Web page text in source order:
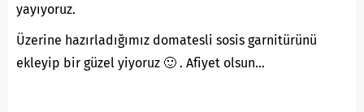
yayıyoruz.
Üzerine hazırladığımız domatesli sosis garnitürünü
ekleyip bir güzel yiyoruz 🙂 . Afiyet olsun…